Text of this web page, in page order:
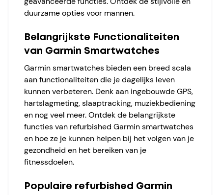
duurzame opties voor mannen.
Belangrijkste Functionaliteiten
van Garmin Smartwatches
Garmin smartwatches bieden een breed scala
aan functionaliteiten die je dagelijks leven
kunnen verbeteren. Denk aan ingebouwde GPS,
hartslagmeting, slaaptracking, muziekbediening
en nog veel meer. Ontdek de belangrijkste
functies van refurbished Garmin smartwatches
en hoe ze je kunnen helpen bij het volgen van je
gezondheid en het bereiken van je
fitnessdoelen.
Populaire refurbished Garmin